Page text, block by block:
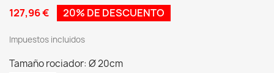
127,96 €
20% DE DESCUENTO
Impuestos incluidos
Tamaño rociador: Ø 20cm